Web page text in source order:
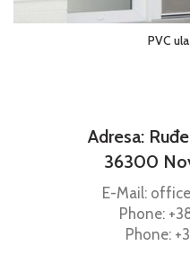
PVC
Adresa:
36300
E-Mail:
Phone:
Phone: